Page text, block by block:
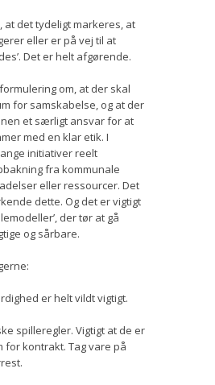
at det tydeligt markeres, at
eller er på vej til at
Det er helt afgørende.
om, at der skal
for samskabelse, og at der
et særligt ansvar for at
med en klar etik. I
initiativer reelt
fra kommunale
eller ressourcer. Det
dette. Og det er vigtigt
der tør at gå
og sårbare.
er helt vildt vigtigt.
spilleregler. Vigtigt at de er
for kontrakt. Tag vare på